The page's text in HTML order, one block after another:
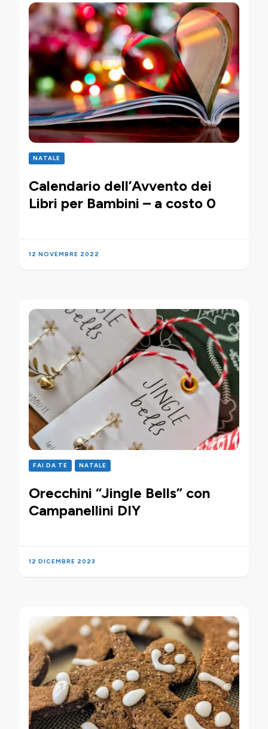
NATALE
Calendario dell’Avvento dei
Libri per Bambini – a costo 0
12 NOVEMBRE 2022
FAI DA TE NATALE
Orecchini “Jingle Bells” con
Campanellini DIY
12 DICEMBRE 2023